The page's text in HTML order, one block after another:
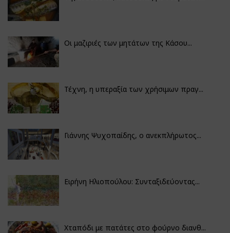
Οι μαζιριές των μητάτων της Κάσου...
Τέχνη, η υπεραξία των χρήσιμων πραγ...
Γιάννης Ψυχοπαίδης, ο ανεκπλήρωτος...
Ειρήνη Ηλιοπούλου: Συνταξιδεύοντας...
Χταπόδι με πατάτες στο φούρνο διανθ...